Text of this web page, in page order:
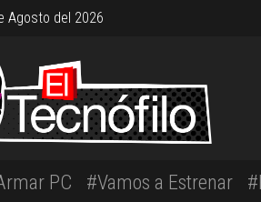
Agosto del 2026
PC #Vamos a Estrenar